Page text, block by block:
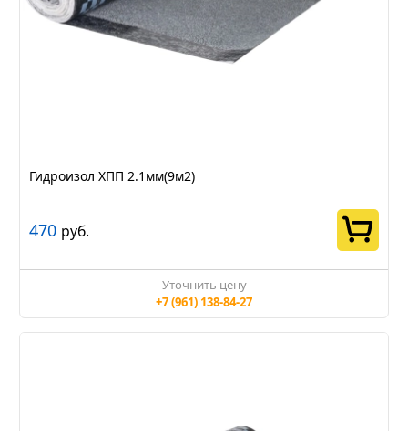
Гидроизол ХПП 2.1мм(9м2)
470 руб.
Уточнить цену
+7 (961) 138-84-27